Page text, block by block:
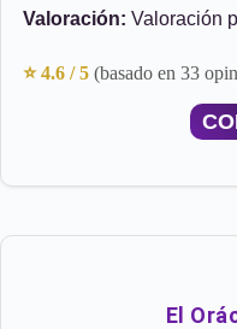
Valoración: Valoración
⭐ 4.6 / 5 (basado en 33
El